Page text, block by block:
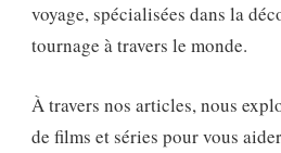
voyage, spécialisées dans la
tournage à travers le monde.
À travers nos articles, nous
de films et séries pour vous